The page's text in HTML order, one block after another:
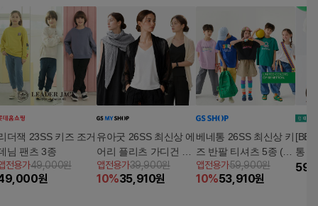
더잭 23SS 키즈 조거
님 팬츠 3종
전용가49,000원
원
유아굿 26SS 최신상 에
어리 플리츠 가디건 3
종
앱전용가39,900원
10%35,910원
베네통 26SS 최신상 키
즈 반팔 티셔츠 5종 (남
아여아 공용)
앱전용가59,900원
10%53,910원
통